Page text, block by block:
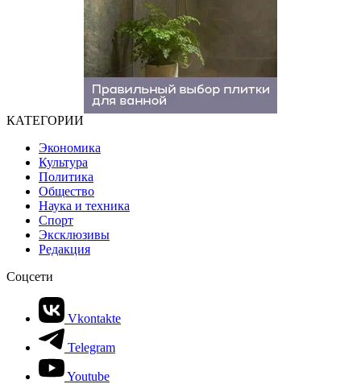
КАТЕГОРИИ
Экономика
Культура
Политика
Общество
Наука и техника
Спорт
Эксклюзивы
Редакция
Соцсети
Vkontakte
Telegram
Youtube